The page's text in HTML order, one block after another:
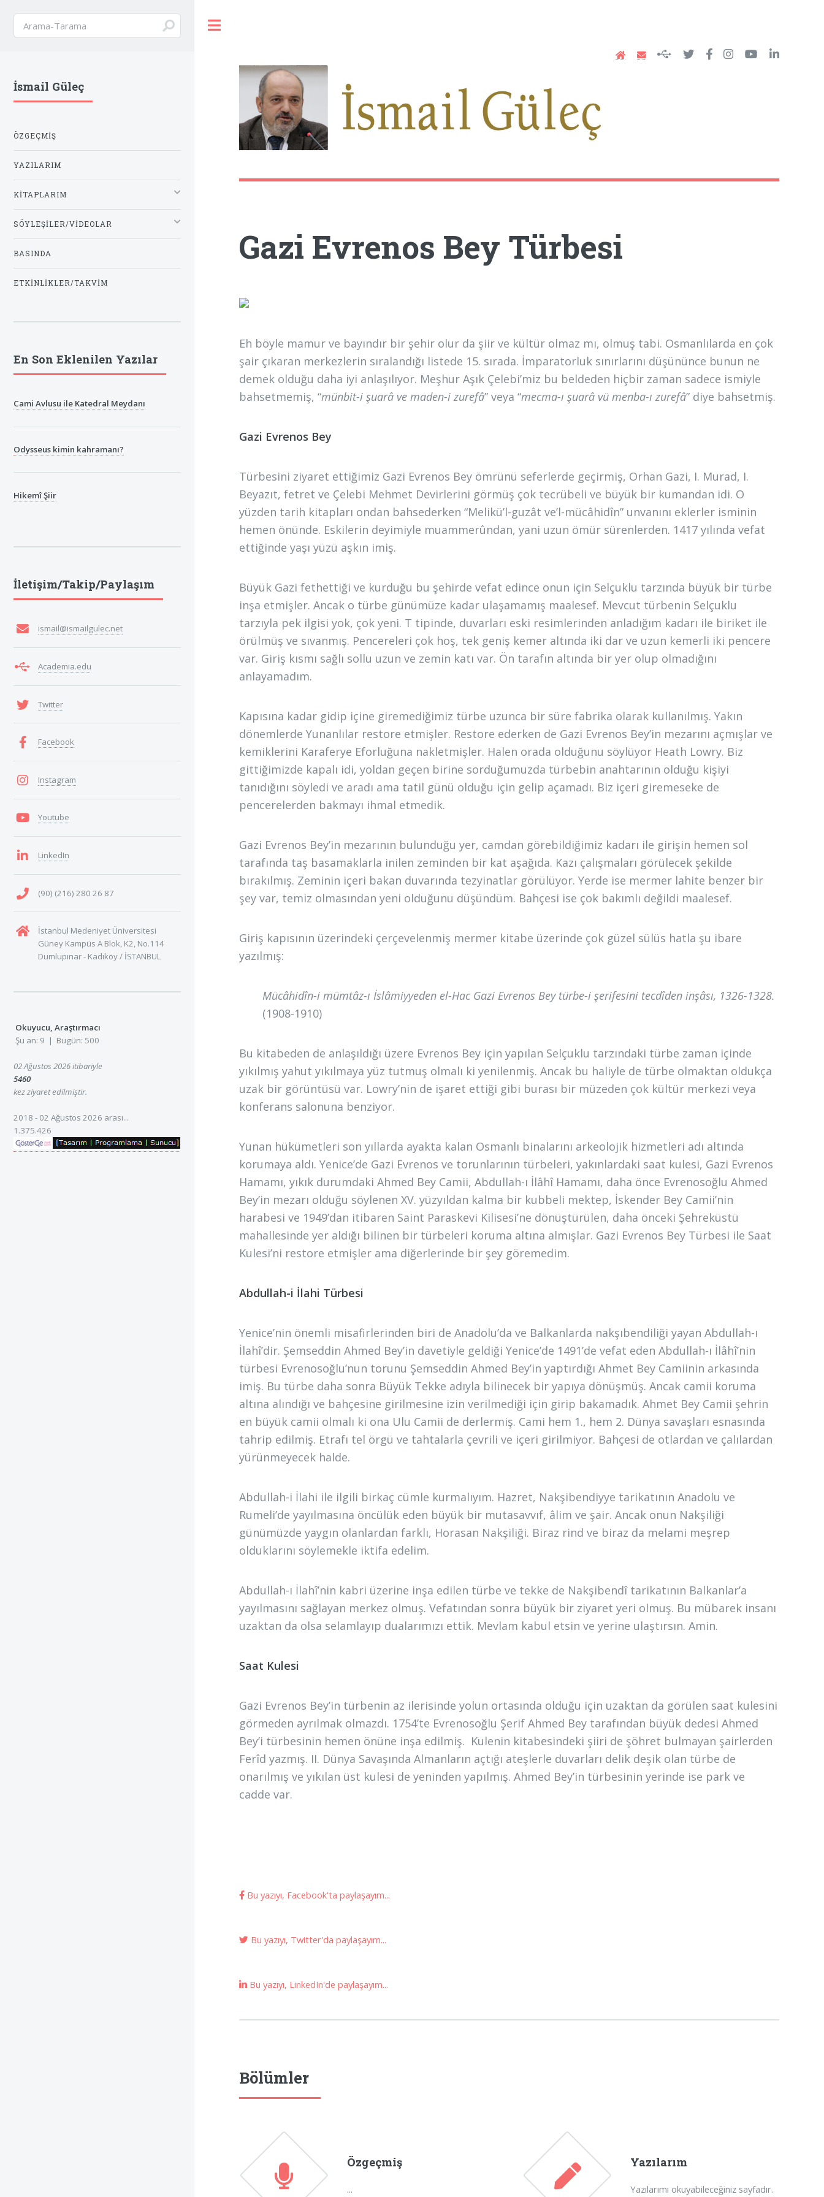
Gazi Evrenos Bey Türbesi
Eh böyle mamur ve bayındır bir şehir olur da şiir ve kültür olmaz mı, olmuş tabi. Osmanlılarda en çok
şair çıkaran merkezlerin sıralandığı listede 15. sırada. İmparatorluk sınırlarını düşününce bunun ne
demek olduğu daha iyi anlaşılıyor. Meşhur Aşık Çelebi’miz bu beldeden hiçbir zaman sadece ismiyle
bahsetmemiş, “münbit-i şuarâ ve maden-i zurefâ” veya “mecma-ı şuarâ vü menba-ı zurefâ” diye bahsetmiş.
Gazi Evrenos Bey
Türbesini ziyaret ettiğimiz Gazi Evrenos Bey ömrünü seferlerde geçirmiş, Orhan Gazi, I. Murad, I.
Beyazıt, fetret ve Çelebi Mehmet Devirlerini görmüş çok tecrübeli ve büyük bir kumandan idi. O
yüzden tarih kitapları ondan bahsederken “Melikü’l-guzât ve’l-mücâhidîn” unvanını eklerler isminin
hemen önünde. Eskilerin deyimiyle muammerûndan, yani uzun ömür sürenlerden. 1417 yılında vefat
ettiğinde yaşı yüzü aşkın imiş.
Büyük Gazi fethettiği ve kurduğu bu şehirde vefat edince onun için Selçuklu tarzında büyük bir türbe
inşa etmişler. Ancak o türbe günümüze kadar ulaşamamış maalesef. Mevcut türbenin Selçuklu
tarzıyla pek ilgisi yok, çok yeni. T tipinde, duvarları eski resimlerinden anladığım kadarı ile biriket ile
örülmüş ve sıvanmış. Pencereleri çok hoş, tek geniş kemer altında iki dar ve uzun kemerli iki pencere
var. Giriş kısmı sağlı sollu uzun ve zemin katı var. Ön tarafın altında bir yer olup olmadığını
anlayamadım.
Kapısına kadar gidip içine giremediğimiz türbe uzunca bir süre fabrika olarak kullanılmış. Yakın
dönemlerde Yunanlılar restore etmişler. Restore ederken de Gazi Evrenos Bey’in mezarını açmışlar ve
kemiklerini Karaferye Eforluğuna nakletmişler. Halen orada olduğunu söylüyor Heath Lowry. Biz
gittiğimizde kapalı idi, yoldan geçen birine sorduğumuzda türbebin anahtarının olduğu kişiyi
tanıdığını söyledi ve aradı ama tatil günü olduğu için gelip açamadı. Biz içeri giremeseke de
pencerelerden bakmayı ihmal etmedik.
Gazi Evrenos Bey’in mezarının bulunduğu yer, camdan görebildiğimiz kadarı ile girişin hemen sol
tarafında taş basamaklarla inilen zeminden bir kat aşağıda. Kazı çalışmaları görülecek şekilde
bırakılmış. Zeminin içeri bakan duvarında tezyinatlar görülüyor. Yerde ise mermer lahite benzer bir
şey var, temiz olmasından yeni olduğunu düşündüm. Bahçesi ise çok bakımlı değildi maalesef.
Giriş kapısının üzerindeki çerçevelenmiş mermer kitabe üzerinde çok güzel sülüs hatla şu ibare
yazılmış:
Mücâhidîn-i mümtâz-ı İslâmiyyeden el-Hac Gazi Evrenos Bey türbe-i şerifesini tecdîden inşâsı, 1326-1328.
(1908-1910)
Bu kitabeden de anlaşıldığı üzere Evrenos Bey için yapılan Selçuklu tarzındaki türbe zaman içinde
yıkılmış yahut yıkılmaya yüz tutmuş olmalı ki yenilenmiş. Ancak bu haliyle de türbe olmaktan oldukça
uzak bir görüntüsü var. Lowry’nin de işaret ettiği gibi burası bir müzeden çok kültür merkezi veya
konferans salonuna benziyor.
Yunan hükümetleri son yıllarda ayakta kalan Osmanlı binalarını arkeolojik hizmetleri adı altında
korumaya aldı. Yenice’de Gazi Evrenos ve torunlarının türbeleri, yakınlardaki saat kulesi, Gazi Evrenos
Hamamı, yıkık durumdaki Ahmed Bey Camii, Abdullah-ı İlâhî Hamamı, daha önce Evrenosoğlu Ahmed
Bey’in mezarı olduğu söylenen XV. yüzyıldan kalma bir kubbeli mektep, İskender Bey Camii’nin
harabesi ve 1949’dan itibaren Saint Paraskevi Kilisesi’ne dönüştürülen, daha önceki Şehreküstü
mahallesinde yer aldığı bilinen bir türbeleri koruma altına almışlar. Gazi Evrenos Bey Türbesi ile Saat
Kulesi’ni restore etmişler ama diğerlerinde bir şey göremedim.
Abdullah-i İlahi Türbesi
Yenice’nin önemli misafirlerinden biri de Anadolu’da ve Balkanlarda nakşıbendiliği yayan Abdullah-ı
İlahî’dir. Şemseddin Ahmed Bey’in davetiyle geldiği Yenice’de 1491’de vefat eden Abdullah-ı İlâhî’nin
türbesi Evrenosoğlu’nun torunu Şemseddin Ahmed Bey’in yaptırdığı Ahmet Bey Camiinin arkasında
imiş. Bu türbe daha sonra Büyük Tekke adıyla bilinecek bir yapıya dönüşmüş. Ancak camii koruma
altına alındığı ve bahçesine girilmesine izin verilmediği için girip bakamadık. Ahmet Bey Camii şehrin
en büyük camii olmalı ki ona Ulu Camii de derlermiş. Cami hem 1., hem 2. Dünya savaşları esnasında
tahrip edilmiş. Etrafı tel örgü ve tahtalarla çevrili ve içeri girilmiyor. Bahçesi de otlardan ve çalılardan
yürünmeyecek halde.
Abdullah-i İlahi ile ilgili birkaç cümle kurmalıyım. Hazret, Nakşibendiyye tarikatının Anadolu ve
Rumeli’de yayılmasına öncülük eden büyük bir mutasavvıf, âlim ve şair. Ancak onun Nakşiliği
günümüzde yaygın olanlardan farklı, Horasan Nakşiliği. Biraz rind ve biraz da melami meşrep
olduklarını söylemekle iktifa edelim.
Abdullah-ı İlahî’nin kabri üzerine inşa edilen türbe ve tekke de Nakşibendî tarikatının Balkanlar’a
yayılmasını sağlayan merkez olmuş. Vefatından sonra büyük bir ziyaret yeri olmuş. Bu mübarek insanı
uzaktan da olsa selamlayıp dualarımızı ettik. Mevlam kabul etsin ve yerine ulaştırsın. Amin.
Saat Kulesi
Gazi Evrenos Bey’in türbenin az ilerisinde yolun ortasında olduğu için uzaktan da görülen saat kulesini
görmeden ayrılmak olmazdı. 1754’te Evrenosoğlu Şerif Ahmed Bey tarafından büyük dedesi Ahmed
Bey’i türbesinin hemen önüne inşa edilmiş. Kulenin kitabesindeki şiiri de şöhret bulmayan şairlerden
Ferîd yazmış. II. Dünya Savaşında Almanların açtığı ateşlerle duvarları delik deşik olan türbe de
onarılmış ve yıkılan üst kulesi de yeninden yapılmış. Ahmed Bey’in türbesinin yerinde ise park ve
cadde var.
Bu yazıyı, Facebook'ta paylaşayım...
Bu yazıyı, Twitter'da paylaşayım...
Bu yazıyı, LinkedIn'de paylaşayım...
Bölümler
Özgeçmiş
...
Yazılarım
Yazılarımı okuyabileceğiniz sayfadır.
İsmail Güleç
ÖZGEÇMIŞ
YAZILARIM
KITAPLARIM
SÖYLEŞILER/VIDEOLAR
BASINDA
ETKINLIKLER/TAKVIM
En Son Eklenilen Yazılar
Cami Avlusu ile Katedral Meydanı
Odysseus kimin kahramanı?
Hikemî Şiir
İletişim/Takip/Paylaşım
ismail@ismailgulec.net
Academia.edu
Twitter
Facebook
Instagram
Youtube
LinkedIn
(90) (216) 280 26 87
İstanbul Medeniyet Üniversitesi
Güney Kampüs A Blok, K2, No.114
Dumlupınar - Kadıköy / İSTANBUL
Okuyucu, Araştırmacı
Şu an: 9 | Bugün: 500
02 Ağustos 2026 itibariyle
5460
kez ziyaret edilmiştir.
2018 - 02 Ağustos 2026 arası...
1.375.426